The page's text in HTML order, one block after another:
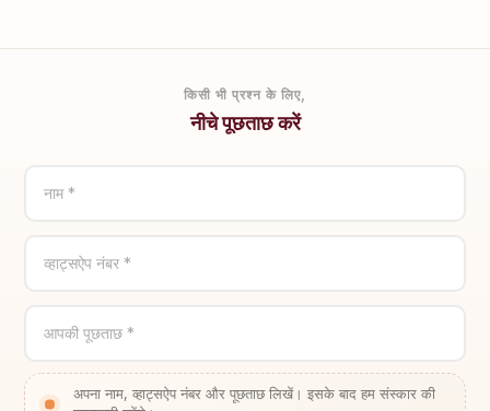
किसी भी प्रश्न के लिए,
नीचे पूछताछ करें
नाम *
व्हाट्सऐप नंबर *
आपकी पूछताछ *
अपना नाम, व्हाट्सऐप नंबर और पूछताछ लिखें। इसके बाद हम संस्कार की